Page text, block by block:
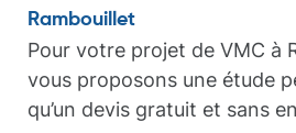
Rambouillet
Pour votre projet de VMC à
vous proposons une étude
qu’un devis gratuit et sans